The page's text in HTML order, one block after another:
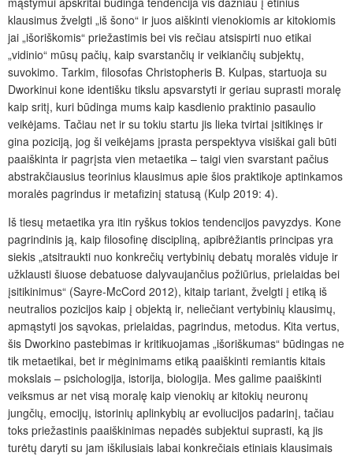
klausimus žvelgti „iš šono“ ir juos aiškinti vienokiomis ar kitokiomis
jai „išoriškomis“ priežastimis bei vis rečiau atsispirti nuo etikai
„vidinio“ mūsų pačių, kaip svarstančių ir veikiančių subjektų,
suvokimo. Tarkim, filosofas Christopheris B. Kulpas, startuoja su
Dworkinui kone identišku tikslu apsvarstyti ir geriau suprasti moralę
kaip sritį, kuri būdinga mums kaip kasdienio praktinio pasaulio
veikėjams. Tačiau net ir su tokiu startu jis lieka tvirtai įsitikinęs ir
gina poziciją, jog ši veikėjams įprasta perspektyva visiškai gali būti
paaiškinta ir pagrįsta vien metaetika – taigi vien svarstant pačius
abstrakčiausius teorinius klausimus apie šios praktikoje aptinkamos
moralės pagrindus ir metafizinį statusą (Kulp 2019: 4).
Iš tiesų metaetika yra itin ryškus tokios tendencijos pavyzdys. Kone
pagrindinis ją, kaip filosofinę discipliną, apibrėžiantis principas yra
siekis „atsitraukti nuo konkrečių vertybinių debatų moralės viduje ir
užklausti šiuose debatuose dalyvaujančius požiūrius, prielaidas bei
įsitikinimus“ (Sayre-McCord 2012), kitaip tariant, žvelgti į etiką iš
neutralios pozicijos kaip į objektą ir, neliečiant vertybinių klausimų,
apmąstyti jos sąvokas, prielaidas, pagrindus, metodus. Kita vertus,
šis Dworkino pastebimas ir kritikuojamas „išoriškumas“ būdingas ne
tik metaetikai, bet ir mėginimams etiką paaiškinti remiantis kitais
mokslais – psichologija, istorija, biologija. Mes galime paaiškinti
veiksmus ar net visą moralę kaip vienokių ar kitokių neuronų
jungčių, emocijų, istorinių aplinkybių ar evoliucijos padarinį, tačiau
toks priežastinis paaiškinimas nepadės subjektui suprasti, ką jis
turėtų daryti su jam iškilusiais labai konkrečiais etiniais klausimais